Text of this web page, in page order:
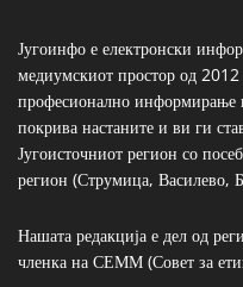
Југоинфо е електронски
медиумскиот простор од
професионално информирање
покрива настаните и ви ги
Југоисточниот регион со
регион (Струмица, Василево,
Нашата редакција е дел од
членка на СЕММ (Совет за